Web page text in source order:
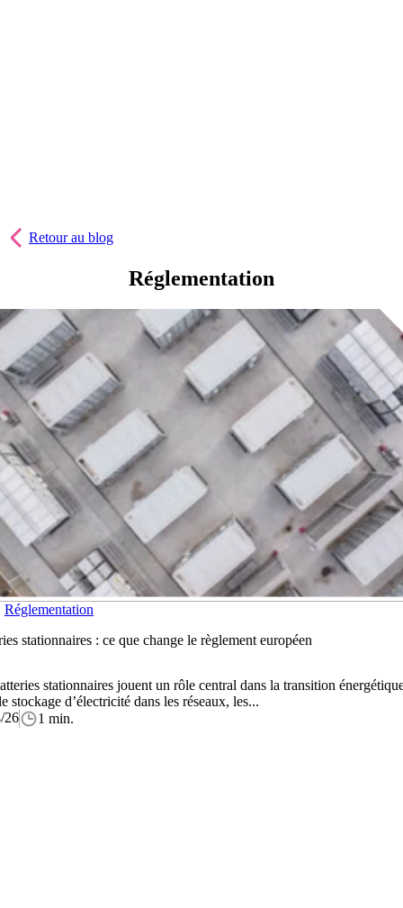
Retour au blog
Réglementation
Réglementation
stationnaires : ce que change le règlement européen
stationnaires jouent un rôle central dans la transition
stockage d’électricité dans les réseaux, les...
26
1 min.